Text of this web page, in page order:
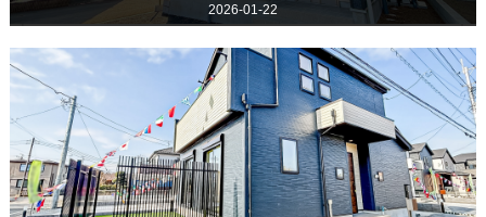
2026-01-22